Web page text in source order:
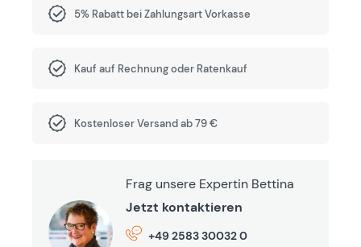
5% Rabatt bei Zahlungsart Vorkasse
Kauf auf Rechnung oder Ratenkauf
Kostenloser Versand ab 79 €
Frag unsere Expertin Bettina
Jetzt kontaktieren
+49 2583 30032 0